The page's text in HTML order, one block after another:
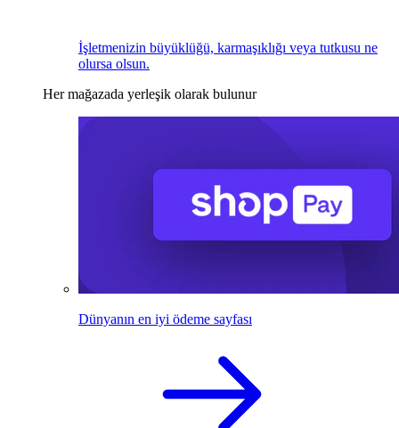
İşletmenizin büyüklüğü, karmaşıklığı veya tutkusu ne
olursa olsun.
Her mağazada yerleşik olarak bulunur
Dünyanın en iyi ödeme sayfası